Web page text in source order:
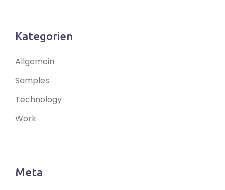
Kategorien
Allgemein
Samples
Technology
Work
Meta